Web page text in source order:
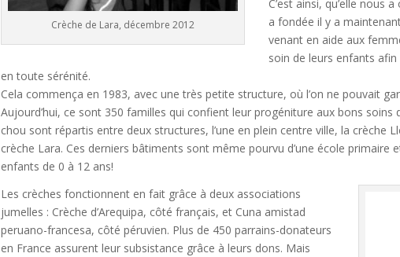
Crèche de Lara, décembre 2012
C’est ainsi, qu’elle nous
a fondée il y a
venant en aide aux
soin de leurs enfants
en toute sérénité.
Cela commença en 1983, avec une très petite structure, où l’on ne pouvait
Aujourd’hui, ce sont 350 familles qui confient leur progéniture aux bons soins
chou sont répartis entre deux structures, l’une en plein centre ville, la crèche
crèche Lara. Ces derniers bâtiments sont même pourvu d’une école primaire
enfants de 0 à 12 ans!
Les crèches fonctionnent en fait grâce à deux associations
jumelles : Crèche d’Arequipa, côté français, et Cuna amistad
peruano-francesa, côté péruvien. Plus de 450 parrains-donateurs
en France assurent leur subsistance grâce à leurs dons. Mais